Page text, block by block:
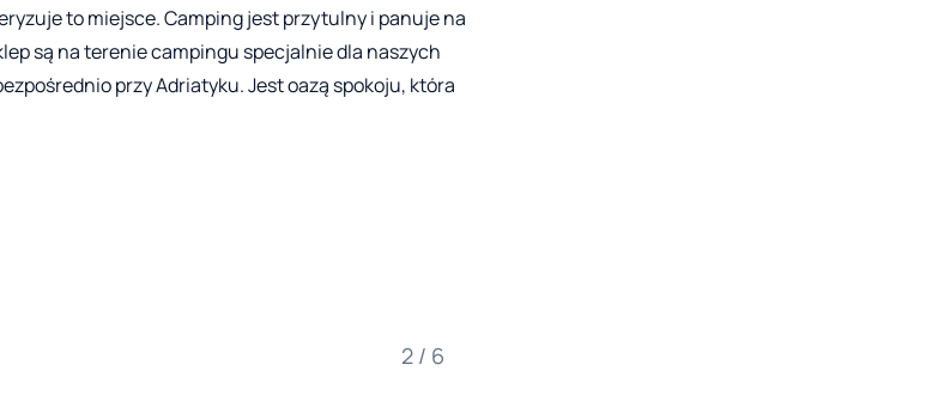
to miejsce. Camping jest przytulny i panuje na
są na terenie campingu specjalnie dla naszych
przy Adriatyku. Jest oazą spokoju, która
2 / 6